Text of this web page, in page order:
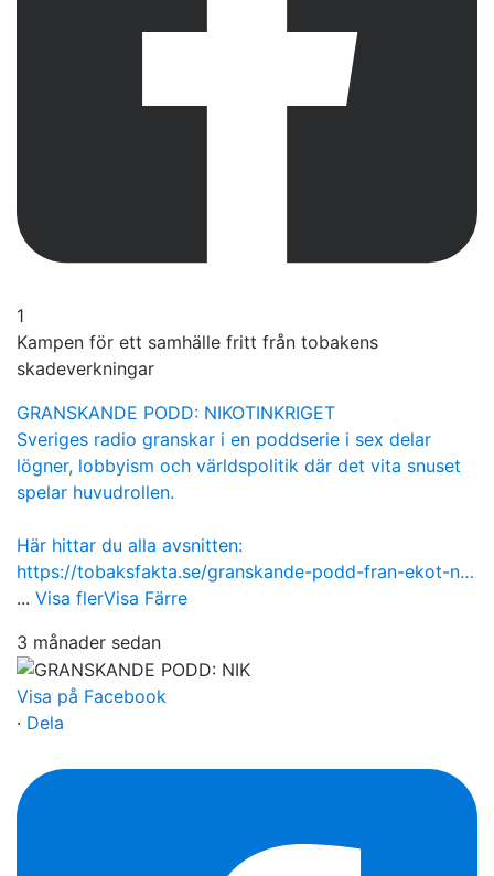
1
Kampen för ett samhälle fritt från tobakens
skadeverkningar
GRANSKANDE PODD: NIKOTINKRIGET
Sveriges radio granskar i en poddserie i sex delar
lögner, lobbyism och världspolitik där det vita snuset
spelar huvudrollen.
Här hittar du alla avsnitten:
https://tobaksfakta.se/granskande-podd-fran-ekot-n…
... Visa flerVisa Färre
3 månader sedan
Visa på Facebook
· Dela